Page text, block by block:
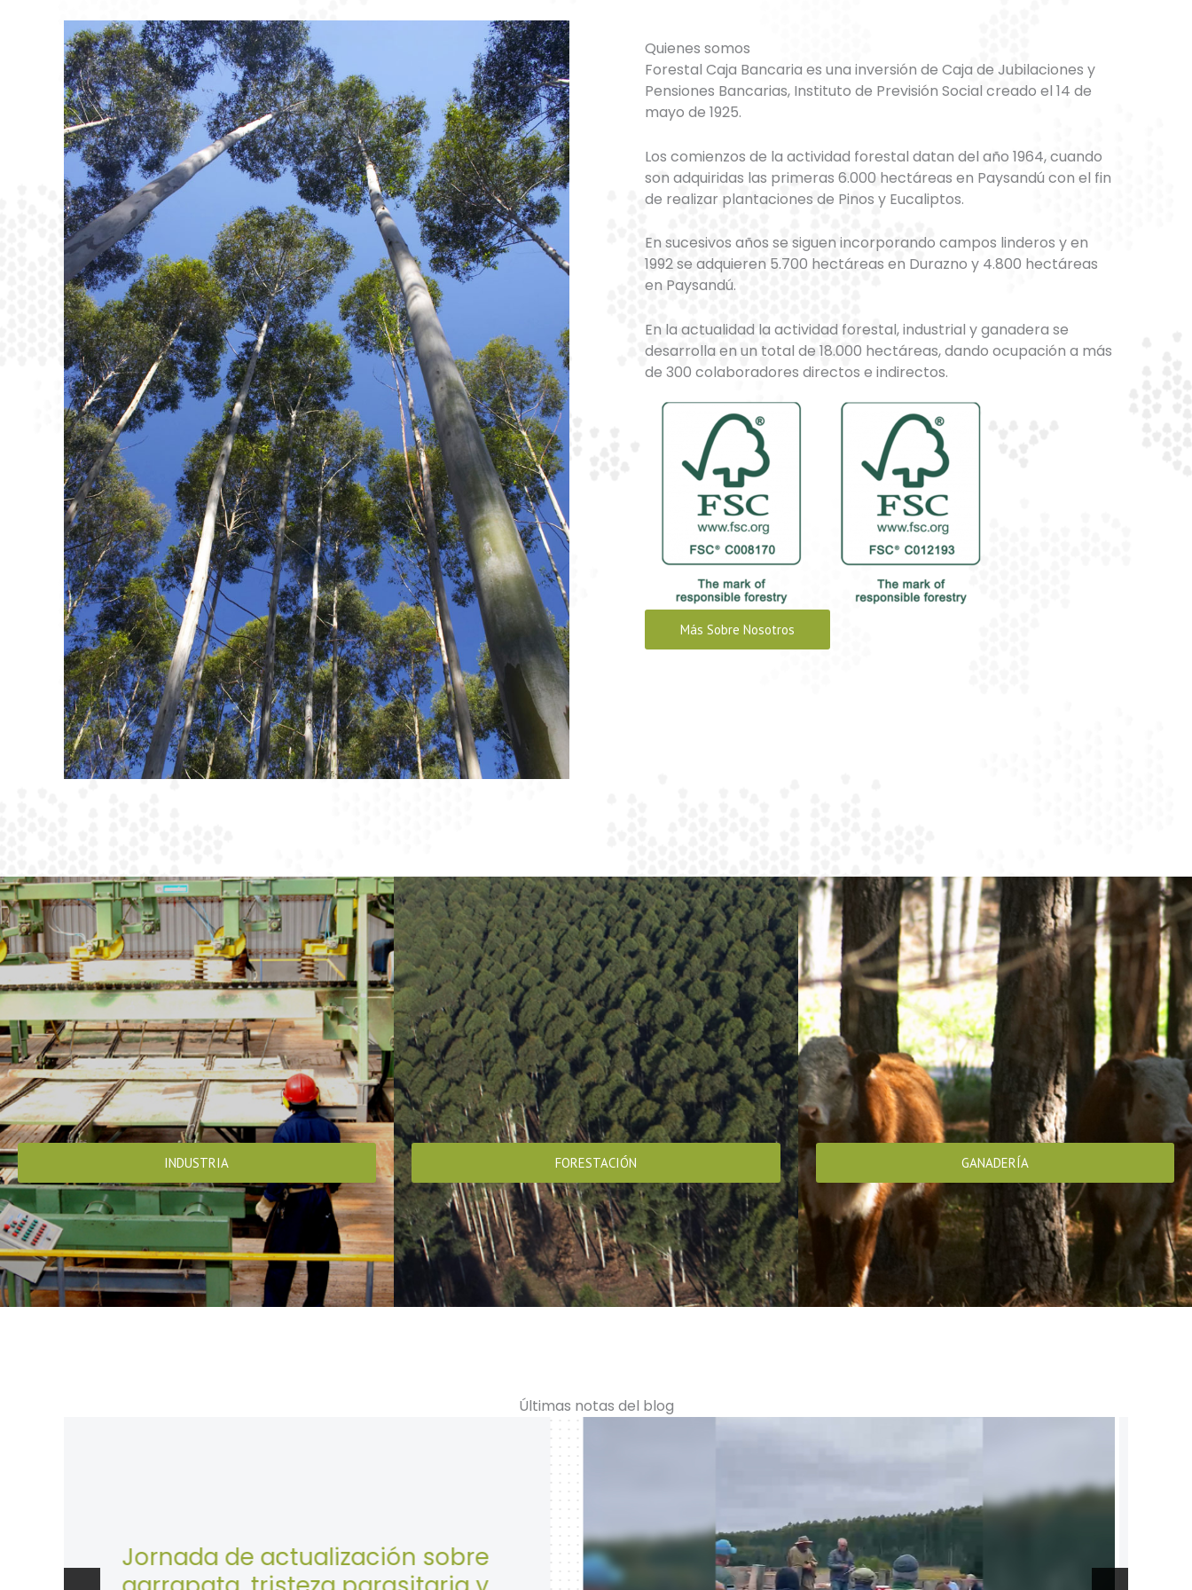
Quienes somos
Forestal Caja Bancaria es una inversión de Caja de Jubilaciones y
Pensiones Bancarias, Instituto de Previsión Social creado el 14 de
mayo de 1925.
Los comienzos de la actividad forestal datan del año 1964, cuando
son adquiridas las primeras 6.000 hectáreas en Paysandú con el fin
de realizar plantaciones de Pinos y Eucaliptos.
En sucesivos años se siguen incorporando campos linderos y en
1992 se adquieren 5.700 hectáreas en Durazno y 4.800 hectáreas
en Paysandú.
En la actualidad la actividad forestal, industrial y ganadera se
desarrolla en un total de 18.000 hectáreas, dando ocupación a más
de 300 colaboradores directos e indirectos.
Más Sobre Nosotros
INDUSTRIA FORESTACIÓN GANADERÍA
Últimas notas del blog
28 de Abril: Día Mundial de la